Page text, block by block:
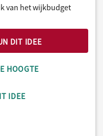
van het wijkbudget
DIT IDEE
HOOGTE
IDEE